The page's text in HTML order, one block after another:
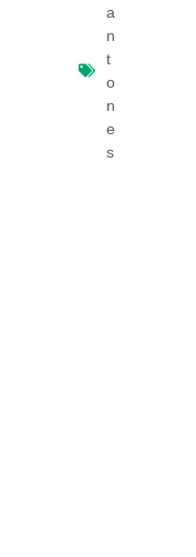
a
n
t
o
n
e
s